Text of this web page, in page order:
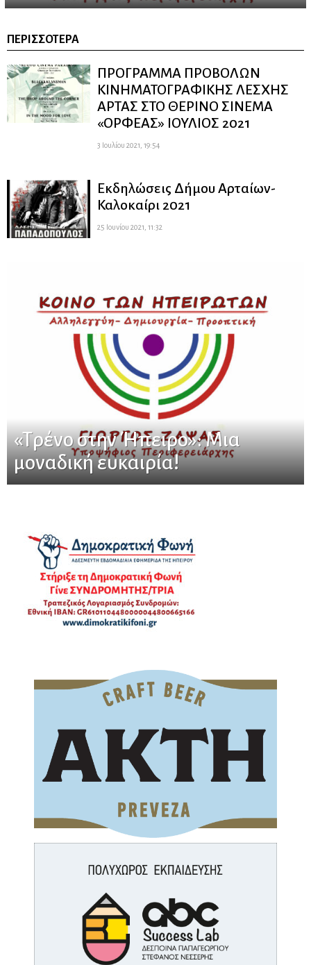
ΠΕΡΙΣΣΌΤΕΡΑ
ΠΡΟΓΡΑΜΜΑ ΠΡΟΒΟΛΩΝ
ΚΙΝΗΜΑΤΟΓΡΑΦΙΚΗΣ ΛΕΣΧΗΣ
ΑΡΤΑΣ ΣΤΟ ΘΕΡΙΝΟ ΣΙΝΕΜΑ
«ΟΡΦΕΑΣ» ΙΟΥΛΙΟΣ 2021
3 Ιουλίου 2021, 19:54
Εκδηλώσεις Δήμου Αρταίων-
Καλοκαίρι 2021
25 Ιουνίου 2021, 11:32
«Τρένο στην Ήπειρο»: Μια
μοναδική ευκαιρία!